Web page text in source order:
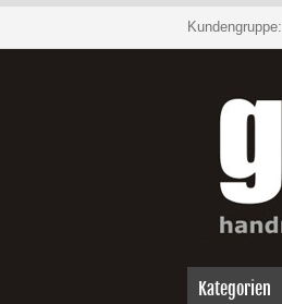
Kundengruppe:
Kategorien